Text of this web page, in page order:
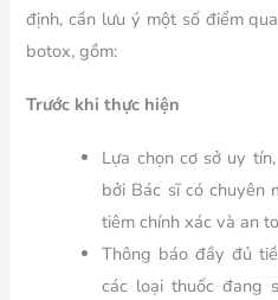
định, cần lưu ý một số điểm
botox, gồm:
Trước khi thực hiện
Lựa chọn cơ sở uy
bởi Bác sĩ có chuyên
tiêm chính xác và an
Thông báo đầy đủ
các loại thuốc đang